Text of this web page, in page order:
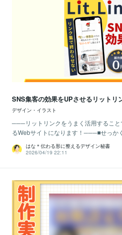
SNS集客の効果をUPさせるリットリ
デザイン・イラスト
───リットリンクをうまく活用するこ
るWebサイトになります！───■せっか
はな＊伝わる形に整えるデザイン秘書
2026/04/19 22:11